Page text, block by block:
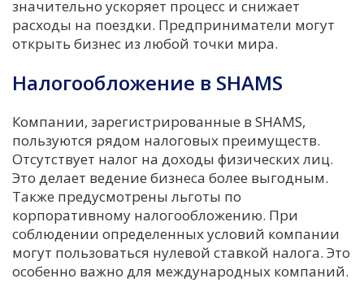
значительно ускоряет процесс и снижает
расходы на поездки. Предприниматели могут
открыть бизнес из любой точки мира.
Налогообложение в SHAMS
Компании, зарегистрированные в SHAMS,
пользуются рядом налоговых преимуществ.
Отсутствует налог на доходы физических лиц.
Это делает ведение бизнеса более выгодным.
Также предусмотрены льготы по
корпоративному налогообложению. При
соблюдении определенных условий компании
могут пользоваться нулевой ставкой налога. Это
особенно важно для международных компаний.